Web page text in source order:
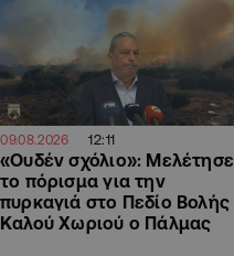
09.08.2026 12:11
«Ουδέν σχόλιο»: Μελέτησε
το πόρισμα για την
πυρκαγιά στο Πεδίο Βολής
Καλού Χωριού ο Πάλμας